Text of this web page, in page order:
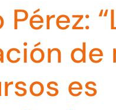
de
es